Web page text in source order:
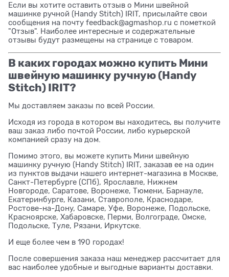
Если вы хотите оставить отзыв о Мини швейной
машинке ручной (Handy Stitch) IRIT, присылайте свои
сообщения на почту feedback@agmashop.ru с пометкой
"Отзыв". Наиболее интересные и содержательные
отзывы будут размещены на странице с товаром.
В каких городах можно купить Мини
швейную машинку ручную (Handy
Stitch) IRIT?
Мы доставляем заказы по всей России.
Исходя из города в котором вы находитесь, вы получите
ваш заказ либо почтой России, либо курьерской
компанией сразу на дом.
Помимо этого, вы можете купить Мини швейную
машинку ручную (Handy Stitch) IRIT, заказав ее на один
из пунктов выдачи нашего интернет-магазина в Москве,
Санкт-Петербурге (СПб), Ярославле, Нижнем
Новгороде, Саратове, Воронеже, Тюмени, Барнауле,
Екатеринбурге, Казани, Ставрополе, Краснодаре,
Ростове-на-Дону, Самаре, Уфе, Воронеже, Подольске,
Красноярске, Хабаровске, Перми, Волгограде, Омске,
Подольске, Туле, Рязани, Иркутске.
И еще более чем в 190 городах!
После совершения заказа наш менеджер рассчитает для
вас наиболее удобные и выгодные варианты доставки.